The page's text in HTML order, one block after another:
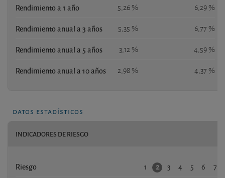
Rendimiento a 1 año 5,26 % 6,29 %
Rendimiento anual a 3 años 5,35 % 6,77 %
Rendimiento anual a 5 años 3,12 % 4,59 %
Rendimiento anual a 10 años 2,98 % 4,37 %
datos estadísticos
INDICADORES DE RIESGO
Riesgo 1 2 3 4 5 6 7